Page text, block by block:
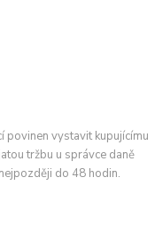
povinen vystavit kupujícímu
tržbu u správce daně
do 48 hodin.